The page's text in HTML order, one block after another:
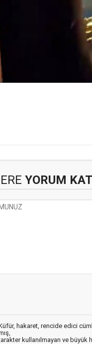
YORUM KAT
hakaret, rencide edici
kullanılmayan ve büyük